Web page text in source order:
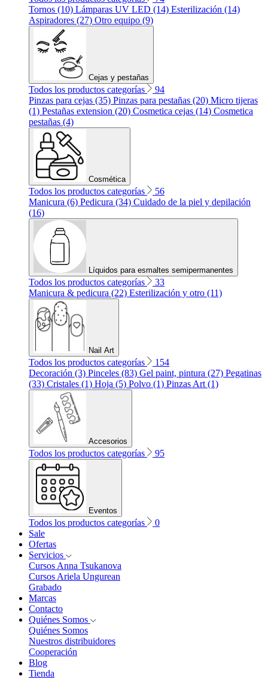
Tornos (10) Lámparas UV LED (14) Esterilización (14)
Aspiradores (27) Otro equipo (9)
Cejas y pestañas
Todos los productos categorías
94
Pinzas para cejas (35) Pinzas para pestañas (20) Micro tijeras
(1) Pestañas extension (20) Cosmetica cejas (14) Cosmetica
pestañas (4)
Cosmética
Todos los productos categorías
56
Manicura (6) Pedicura (34) Cuidado de la piel y depilación
(16)
Líquidos para esmaltes semipermanentes
Todos los productos categorías
33
Manicura & pedicura (22) Esterilización y otro (11)
Nail Art
Todos los productos categorías
154
Decoración (3) Pinceles (83) Gel paint, pintura (27) Pegatinas
(33) Cristales (1) Hoja (5) Polvo (1) Pinzas Art (1)
Accesorios
Todos los productos categorías 95
Eventos
Todos los productos categorías
0
Sale
Ofertas
Servicios
Cursos Anna Tsukanova
Cursos Ariela Ungurean
Grabado
Marcas
Contacto
Quiénes Somos
Quiénes Somos
Nuestros distribuidores
Cooperación
Blog
Tienda